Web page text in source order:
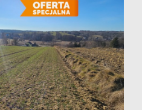
Domy
Dzialki
Lokale